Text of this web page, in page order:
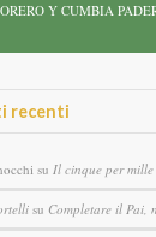
Y CUMBIA
recenti
su Il cinque per mille
su Completare il Pai,